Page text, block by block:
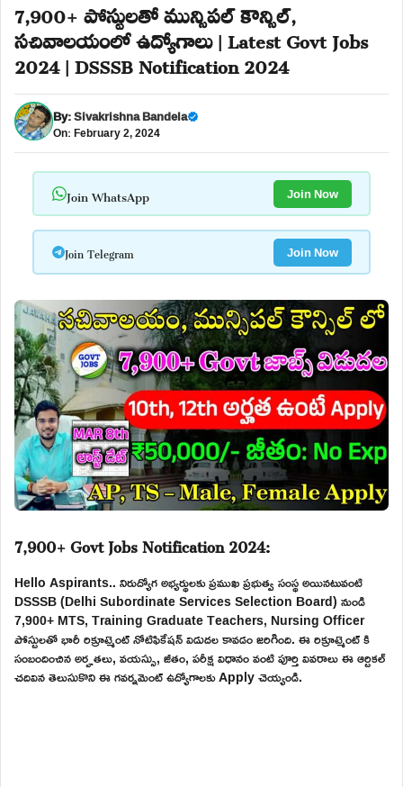
7,900+ పోస్టులతో మున్సిపల్ కౌన్సిల్,
సచివాలయంలో ఉద్యోగాలు | Latest Govt Jobs
2024 | DSSSB Notification 2024
By:Sivakrishna Bandela
On: February 2, 2024
Join WhatsApp Join Now
Join Telegram Join Now
7,900+ Govt Jobs Notification 2024:
Hello Aspirants.. నిరుద్యోగ అభ్యర్థులకు ప్రముఖ ప్రభుత్వ సంస్థ అయినటువంటి
DSSSB (Delhi Subordinate Services Selection Board) నుండి
7,900+ MTS, Training Graduate Teachers, Nursing Officer
పోస్టులతో భారీ రిక్రూట్మెంట్ నోటిఫికేషన్ విడుదల కావడం జరిగింది. ఈ రిక్రూట్మెంట్ కి
సంబందించిన అర్హతలు, వయస్సు, జీతం, పరీక్ష విధానం వంటి పూర్తి వివరాలు ఈ ఆర్టికల్
చదివిన తెలుసుకొని ఈ గవర్నమెంట్ ఉద్యోగాలకు Apply చెయ్యండి.